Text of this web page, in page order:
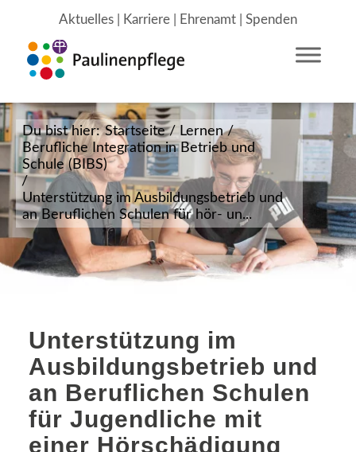
Aktuelles| Karriere| Ehrenamt| Spenden
Du bist hier: Startseite / Lernen /
Berufliche Integration in Betrieb und
Schule (BIBS)
/
Unterstützung im Ausbildungsbetrieb und
an Beruflichen Schulen für hör- un...
Unterstützung im
Ausbildungsbetrieb und
an Beruflichen Schulen
für Jugendliche mit
einer Hörschädigung